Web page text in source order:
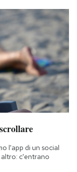
l'app di un social
c'entrano